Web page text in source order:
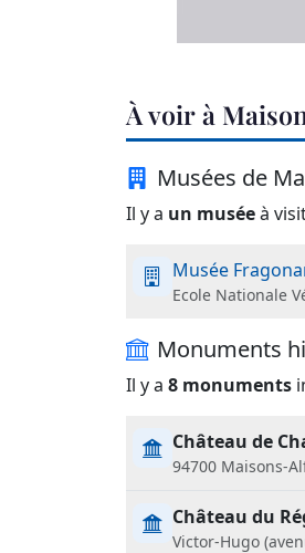
À voir à
Musées de
Il y a un muséeà
Musée
Ecole Nationale
Monuments
Il y a 8 monuments
Château de
94700 Maisons-
Château du
Victor-Hugo